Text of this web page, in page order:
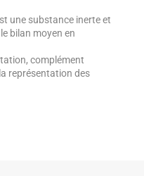
une substance inerte et
bilan moyen en
complément
représentation des